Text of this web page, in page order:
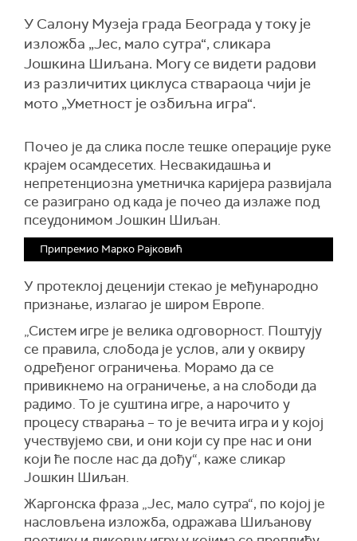
У Салону Музеја града Београда у току је
изложба „Јес, мало сутра“, сликара
Јошкина Шиљана. Могу се видети радови
из различитих циклуса ствараоца чији је
мото „Уметност је озбиљна игра“.
Почео је да слика после тешке операције руке
крајем осамдесетих. Несвакидашња и
непретенциозна уметничка каријера развијала
се разиграно од када је почео да излаже под
псеудонимом Јошкин Шиљан.
Припремио Марко Рајковић
У протеклој деценији стекао је међународно
признање, излагао је широм Европе.
„Систем игре је велика одговорност. Поштују
се правила, слобода је услов, али у оквиру
одређеног ограничења. Морамо да се
привикнемо на ограничење, а на слободи да
радимо. То је суштина игре, а нарочито у
процесу стварања – то је вечита игра и у којој
учествујемо сви, и они који су пре нас и они
који ће после нас да дођу“, каже сликар
Јошкин Шиљан.
Жаргонска фраза „Јес, мало сутра“, по којој је
насловљена изложба, одражава Шиљанову